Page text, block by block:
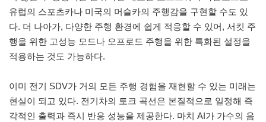
유럽의 스포츠카나 미국의 머슬카의 주행감을 구현할 수도 있
다. 더 나아가, 다양한 주행 환경에 쉽게 적응할 수 있어, 서킷 주
행을 위한 고성능 모드나 오프로드 주행을 위한 특화된 설정을
적용하는 것도 가능하다.
이미 전기 SDV가 거의 모든 주행 경험을 재현할 수 있는 미래는
현실이 되고 있다. 전기차의 토크 곡선은 본질적으로 일정해 즉
각적인 출력과 즉시 반응 성능을 제공한다. 마치 AI가 가수의 음